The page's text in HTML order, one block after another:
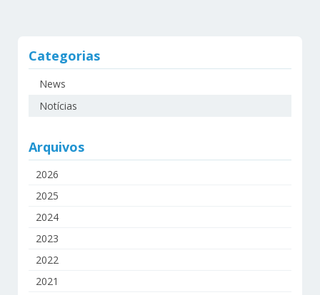
Categorias
News
Notícias
Arquivos
2026
2025
2024
2023
2022
2021